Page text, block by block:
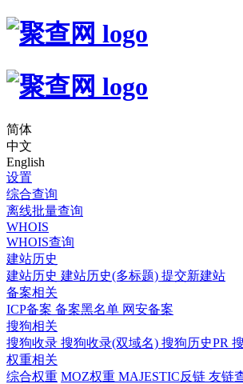
简体
中文
English
设置
综合查询
离线批量查询
WHOIS
WHOIS查询
建站历史
建站历史 建站历史(多标题) 提交新建站
备案相关
ICP备案 备案黑名单 网安备案
搜狗相关
搜狗收录 搜狗收录(双域名) 搜狗历史PR
权重相关
综合权重 MOZ权重 MAJESTIC反链 友链